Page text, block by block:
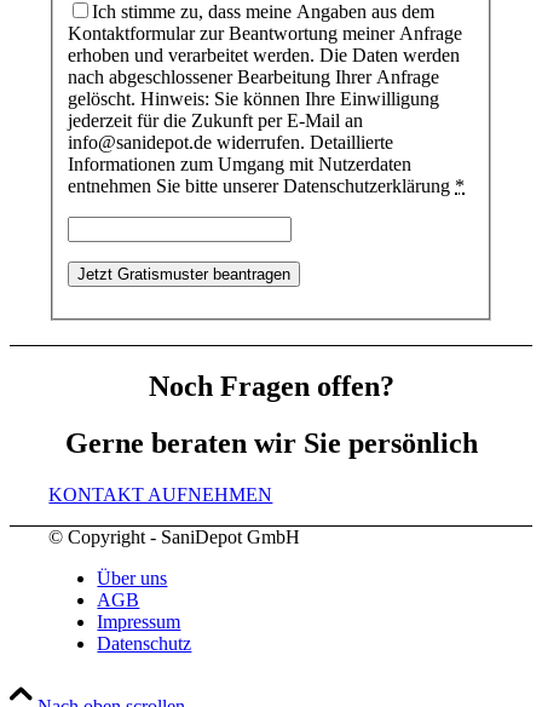
Ich stimme zu, dass meine Angaben aus dem
Kontaktformular zur Beantwortung meiner Anfrage
erhoben und verarbeitet werden. Die Daten werden
nach abgeschlossener Bearbeitung Ihrer Anfrage
gelöscht. Hinweis: Sie können Ihre Einwilligung
jederzeit für die Zukunft per E-Mail an
info@sanidepot.de widerrufen. Detaillierte
Informationen zum Umgang mit Nutzerdaten
entnehmen Sie bitte unserer Datenschutzerklärung *
Noch Fragen offen?
Gerne beraten wir Sie persönlich
KONTAKT AUFNEHMEN
© Copyright - SaniDepot GmbH
Über uns
AGB
Impressum
Datenschutz